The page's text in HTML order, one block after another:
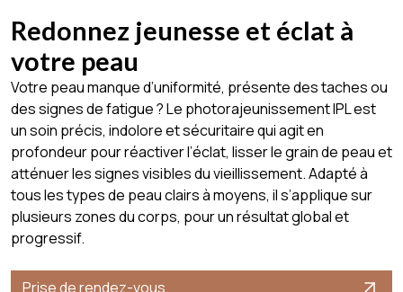
Redonnez jeunesse et éclat à
votre peau
Votre peau manque d’uniformité, présente des taches ou
des signes de fatigue ? Le photorajeunissement IPL est
un soin précis, indolore et sécuritaire qui agit en
profondeur pour réactiver l’éclat, lisser le grain de peau et
atténuer les signes visibles du vieillissement. Adapté à
tous les types de peau clairs à moyens, il s’applique sur
plusieurs zones du corps, pour un résultat global et
progressif.
Prise de rendez-vous